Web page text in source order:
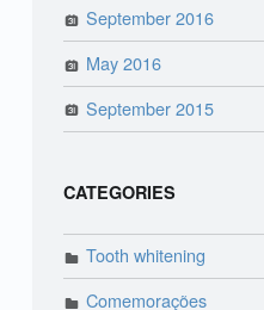
September 2016
May 2016
September 2015
CATEGORIES
Tooth whitening
Comemorações